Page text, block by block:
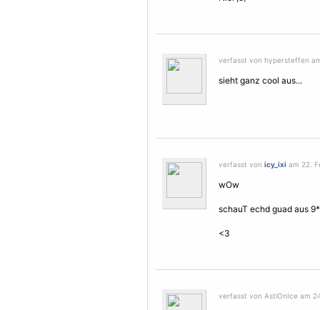
verfasst von hypersteffen
sieht ganz cool aus...
verfasst von icy_ixi am 22.
wOw
schauT echd guad aus 9*
<3
verfasst von AstiOnIce am